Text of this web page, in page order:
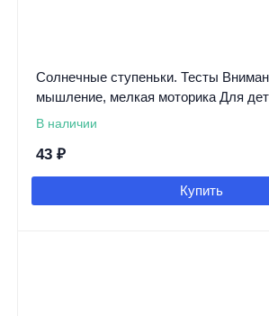
Солнечные ступеньки. Тесты
мышление, мелкая моторика Для
В наличии
43 ₽
Купить